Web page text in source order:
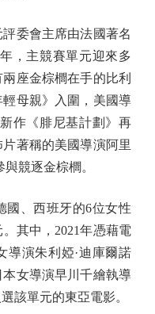
委會主席由法國著名
，主競賽單元迎來多
座金棕櫚在手的比利
母親》入圍，美國導
作《腓尼基計劃》再
著稱的美國導演阿里
競逐金棕櫚。
、西班牙的6位女性
其中，2021年憑藉電
導演朱利婭·迪庫爾諾
女導演早川千繪執導
該單元的東亞電影。